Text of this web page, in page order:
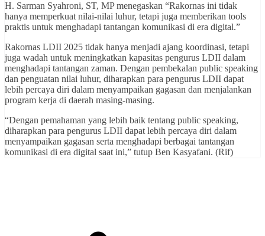
H. Sarman Syahroni, ST, MP menegaskan “Rakornas ini tidak
hanya memperkuat nilai-nilai luhur, tetapi juga memberikan tools
praktis untuk menghadapi tantangan komunikasi di era digital.”
Rakornas LDII 2025 tidak hanya menjadi ajang koordinasi, tetapi
juga wadah untuk meningkatkan kapasitas pengurus LDII dalam
menghadapi tantangan zaman. Dengan pembekalan public speaking
dan penguatan nilai luhur, diharapkan para pengurus LDII dapat
lebih percaya diri dalam menyampaikan gagasan dan menjalankan
program kerja di daerah masing-masing.
“Dengan pemahaman yang lebih baik tentang public speaking,
diharapkan para pengurus LDII dapat lebih percaya diri dalam
menyampaikan gagasan serta menghadapi berbagai tantangan
komunikasi di era digital saat ini,” tutup Ben Kasyafani. (Rif)